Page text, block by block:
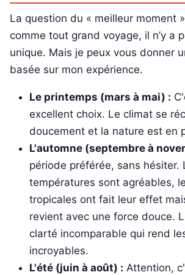
La question du « meilleur moment
comme tout grand voyage, il n’y a
unique. Mais je peux vous donner
basée sur mon expérience.
Le printemps (mars à mai) :
excellent choix. Le climat se
doucement et la nature est en
L'automne (septembre à
période préférée, sans hésiter.
températures sont agréables,
tropicales ont fait leur effet
revient avec une force douce.
clarté incomparable qui rend
incroyables.
L'été (juin à août) : Attention,